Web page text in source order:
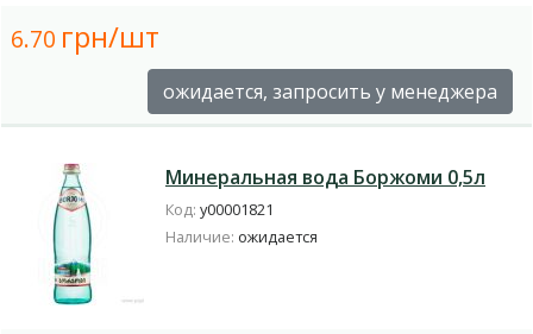
6.70 грн/шт
ожидается, запросить у менеджера
Минеральная вода Боржоми 0,5л
Код: у00001821
Наличие: ожидается